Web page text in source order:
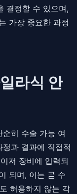
결정할 수 있으며,
가장 중요한 과정
라식 안
순히 수술 가능 여
과 결과에 직접적
저 장비에 입력되
되며, 이는 곧 수
허용하지 않는 각